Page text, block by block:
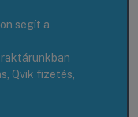
segít a
Qvik fizetés,